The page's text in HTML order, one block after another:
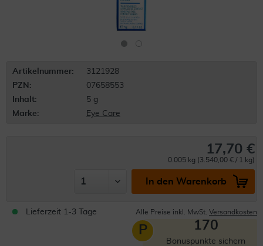
Artikelnummer:
3121928
PZN:
07658553
Inhalt:
5 g
Marke:
Eye Care
17,70 €
0.005 kg (3.540,00 € / 1 kg)
In den Warenkorb
Lieferzeit 1-3 Tage Alle Preise inkl. MwSt. Versandkosten
P 170
Bonuspunkte sichern